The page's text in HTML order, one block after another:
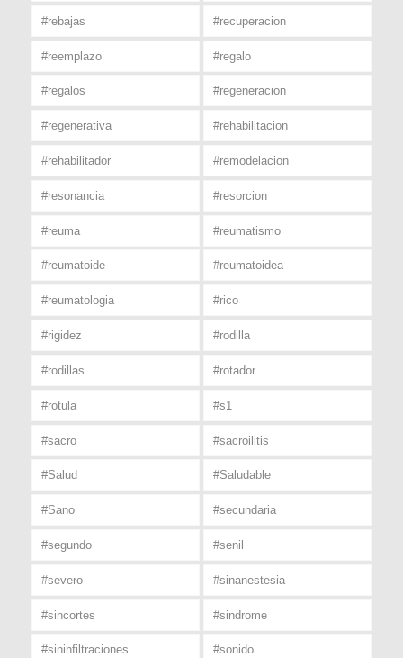
#rebajas #recuperacion
#reemplazo #regalo
#regalos #regeneracion
#regenerativa #rehabilitacion
#rehabilitador #remodelacion
#resonancia #resorcion
#reuma #reumatismo
#reumatoide #reumatoidea
#reumatologia #rico
#rigidez #rodilla
#rodillas #rotador
#rotula #s1
#sacro #sacroilitis
#Salud #Saludable
#Sano #secundaria
#segundo #senil
#severo #sinanestesia
#sincortes #sindrome
#sininfiltraciones #sonido